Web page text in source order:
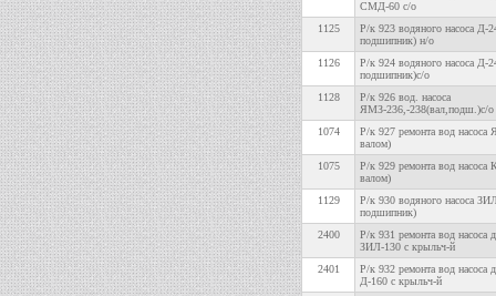
СМД-60 с/о
1125
Р/к 923 водяного насоса Д-
подшипник) н/о
1126
Р/к 924 водяного насоса Д-
подшипник)с/о
1128
Р/к 926 вод. насоса
ЯМЗ-236,-238(вал,подш.)с/о
1074
Р/к 927 ремонта вод насоса
валом)
1075
Р/к 929 ремонта вод
валом)
1129
Р/к 930 водяного насоса
подшипник)
2400
Р/к 931 ремонта вод насоса
ЗИЛ-130 с крыльч-й
2401
Р/к 932 ремонта вод насоса
Д-160 с крыльч-й